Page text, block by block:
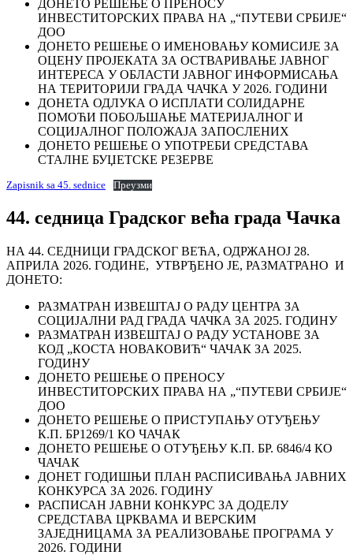
ДОНЕТО РЕШЕЊЕ О ПРЕНОСУ
ИНВЕСТИТОРСКИХ ПРАВА НА „“ПУТЕВИ СРБИЈЕ“
ДОО
ДОНЕТО РЕШЕЊЕ О ИМЕНОВАЊУ КОМИСИЈЕ ЗА
ОЦЕНУ ПРОЈЕКАТА ЗА ОСТВАРИВАЊЕ ЈАВНОГ
ИНТЕРЕСА У ОБЛАСТИ ЈАВНОГ ИНФОРМИСАЊА
НА ТЕРИТОРИЈИ ГРАДА ЧАЧКА У 2026. ГОДИНИ
ДОНЕТА ОДЛУКА О ИСПЛАТИ СОЛИДАРНЕ
ПОМОЋИ ПОБОЉШАЊЕ МАТЕРИЈАЛНОГ И
СОЦИЈАЛНОГ ПОЛОЖАЈА ЗАПОСЛЕНИХ
ДОНЕТО РЕШЕЊЕ О УПОТРЕБИ СРЕДСТАВА
СТАЛНЕ БУЏЕТСКЕ РЕЗЕРВЕ
Zapisnik sa 45. sednice Преузми
44. седница Градског већа града Чачка
НА 44. СЕДНИЦИ ГРАДСКОГ ВЕЋА, ОДРЖАНОЈ 28.
АПРИЛА 2026. ГОДИНЕ, УТВРЂЕНО ЈЕ, РАЗМАТРАНО И
ДОНЕТО:
РАЗМАТРАН ИЗВЕШТАЈ О РАДУ ЦЕНТРА ЗА
СОЦИЈАЛНИ РАД ГРАДА ЧАЧКА ЗА 2025. ГОДИНУ
РАЗМАТРАН ИЗВЕШТАЈ О РАДУ УСТАНОВЕ ЗА
КОД „КОСТА НОВАКОВИЋ“ ЧАЧАК ЗА 2025.
ГОДИНУ
ДОНЕТО РЕШЕЊЕ О ПРЕНОСУ
ИНВЕСТИТОРСКИХ ПРАВА НА „“ПУТЕВИ СРБИЈЕ“
ДОО
ДОНЕТО РЕШЕЊЕ О ПРИСТУПАЊУ ОТУЂЕЊУ
К.П. БР1269/1 КО ЧАЧАК
ДОНЕТО РЕШЕЊЕ О ОТУЂЕЊУ К.П. БР. 6846/4 КО
ЧАЧАК
ДОНЕТ ГОДИШЊИ ПЛАН РАСПИСИВАЊА ЈАВНИХ
КОНКУРСА ЗА 2026. ГОДИНУ
РАСПИСАН ЈАВНИ КОНКУРС ЗА ДОДЕЛУ
СРЕДСТАВА ЦРКВАМА И ВЕРСКИМ
ЗАЈЕДНИЦАМА ЗА РЕАЛИЗОВАЊЕ ПРОГРАМА У
2026. ГОДИНИ